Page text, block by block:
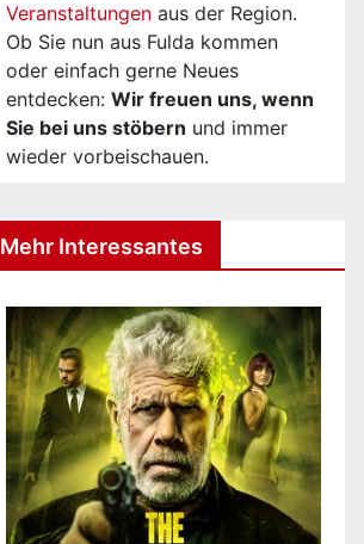
Veranstaltungen aus der Region.
Ob Sie nun aus Fulda kommen
oder einfach gerne Neues
entdecken: Wir freuen uns, wenn
Sie bei uns stöbern und immer
wieder vorbeischauen.
Mehr Interessantes